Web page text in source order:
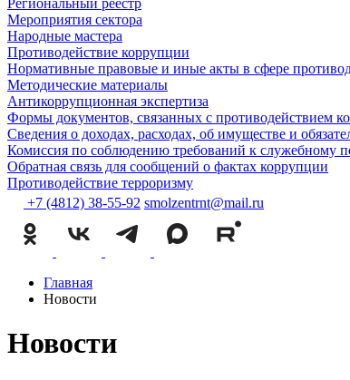
Региональный реестр
Мероприятия сектора
Народные мастера
Противодействие коррупции
Нормативные правовые и иные акты в сфере
Методические материалы
Антикоррупционная экспертиза
Формы документов, связанных с противодействием
Сведения о доходах, расходах, об имуществе и
Комиссия по соблюдению требований к служебному
Обратная связь для сообщений о фактах коррупции
Противодействие терроризму
+7 (4812) 38-55-92 smolzentrnt@mail.ru
Главная
Новости
Новости